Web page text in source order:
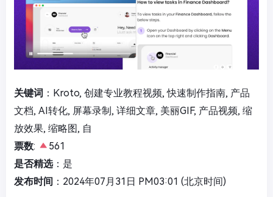
关键词 ：Kroto, 创建专业教程视频, 快速制作指南, 产品
文档, AI转化, 屏幕录制, 详细文章, 美丽GIF, 产品视频, 缩
放效果, 缩略图, 自
票数:
561
是否精选：是
发布时间 ：2024年07月31日 PM03:01 (北京时间)